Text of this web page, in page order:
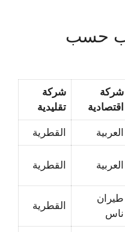
حسب
شركة
اقتصادية
شركة
تقليدية
العربية القطرية
العربية القطرية
طيران
ناس
القطرية